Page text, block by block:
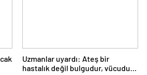
Uzmanlar uyardı: Ateş bir
hastalık değil bulgudur, vücudun